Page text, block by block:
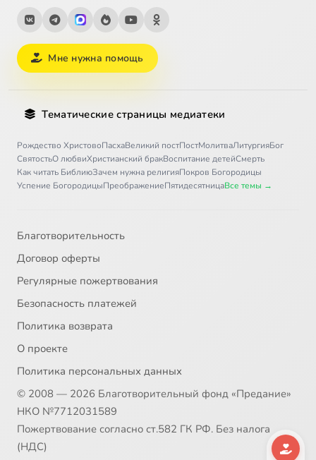
Мне нужна помощь
Тематические страницы медиатеки
Рождество ХристовоПасхаВеликий постПостМолитваЛитургияБог
СвятостьО любвиХристианский бракВоспитание детейСмерть
Как читать БиблиюЗачем нужна религияПокров Богородицы
Успение БогородицыПреображениеПятидесятницаВсе темы →
Благотворительность
Договор оферты
Регулярные пожертвования
Безопасность платежей
Политика возврата
О проекте
Политика персональных данных
© 2008 — 2026 Благотворительный фонд «Предание»
НКО №7712031589
Пожертвование согласно ст.582 ГК РФ. Без налога
(НДС)